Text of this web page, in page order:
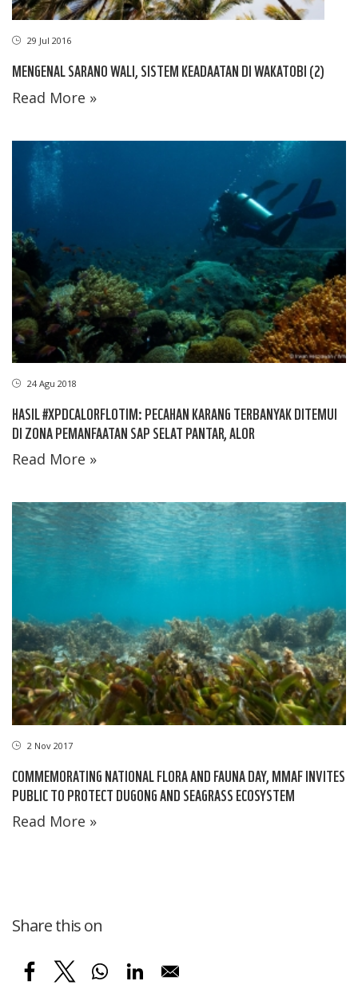
29 Jul 2016
MENGENAL SARANO WALI, SISTEM KEADAATAN DI WAKATOBI (2)
Read More »
24 Agu 2018
HASIL #XPDCALORFLOTIM: PECAHAN KARANG TERBANYAK DITEMUI
DI ZONA PEMANFAATAN SAP SELAT PANTAR, ALOR
Read More »
2 Nov 2017
COMMEMORATING NATIONAL FLORA AND FAUNA DAY, MMAF INVITES
PUBLIC TO PROTECT DUGONG AND SEAGRASS ECOSYSTEM
Read More »
Share this on